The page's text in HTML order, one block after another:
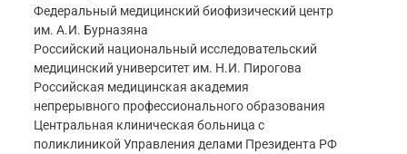
Федеральный медицинский биофизический центр
им. А.И. Бурназяна
Российский национальный исследовательский
медицинский университет им. Н.И. Пирогова
Российская медицинская академия
непрерывного профессионального образования
Центральная клиническая больница с
поликлиникой Управления делами Президента РФ